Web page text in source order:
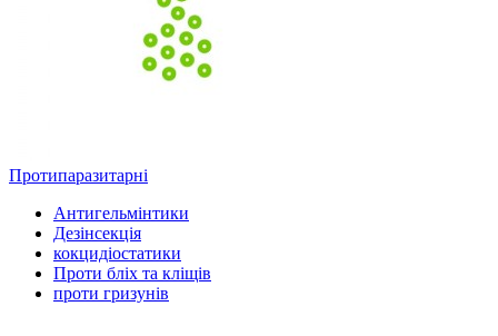
Протипаразитарні
Антигельмінтики
Дезінсекція
кокцидіостатики
Проти бліх та кліщів
проти гризунів